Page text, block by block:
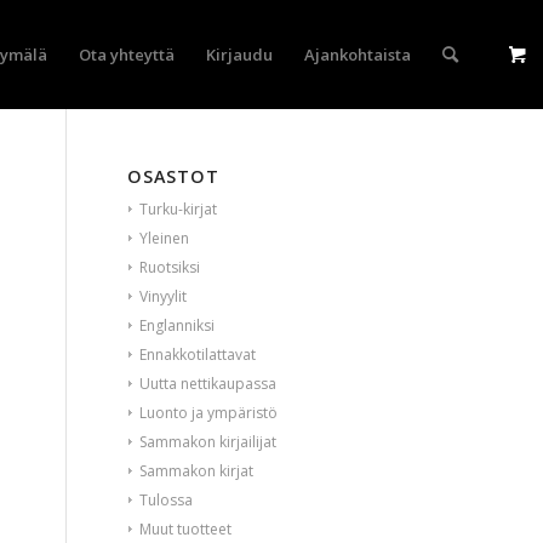
Ota yhteyttä Kirjaudu Ajankohtaista
OSASTOT
Turku-kirjat
Yleinen
Ruotsiksi
Vinyylit
Englanniksi
Ennakkotilattavat
Uutta nettikaupassa
Luonto ja ympäristö
Sammakon kirjailijat
Sammakon kirjat
Tulossa
Muut tuotteet